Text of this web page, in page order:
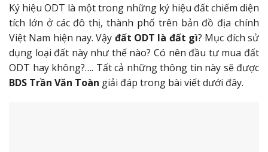
Ký hiệu ODT là một trong những ký hiệu đất chiếm diện
tích lớn ở các đô thị, thành phố trên bản đồ địa chính
Việt Nam hiện nay. Vậy đất ODT là đất gì? Mục đích sử
dụng loại đất này như thế nào? Có nên đầu tư mua đất
ODT hay không?…. Tất cả những thông tin này sẽ được
BDS Trần Văn Toàn giải đáp trong bài viết dưới đây.